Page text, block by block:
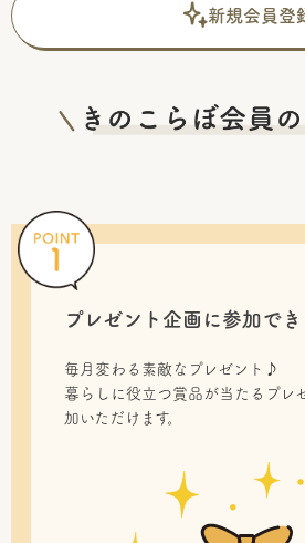
新規会員登
プレゼント企画に参加でき
毎月変わる素敵なプレゼント♪
暮らしに役立つ賞品が当たるプレ
加いただけます。